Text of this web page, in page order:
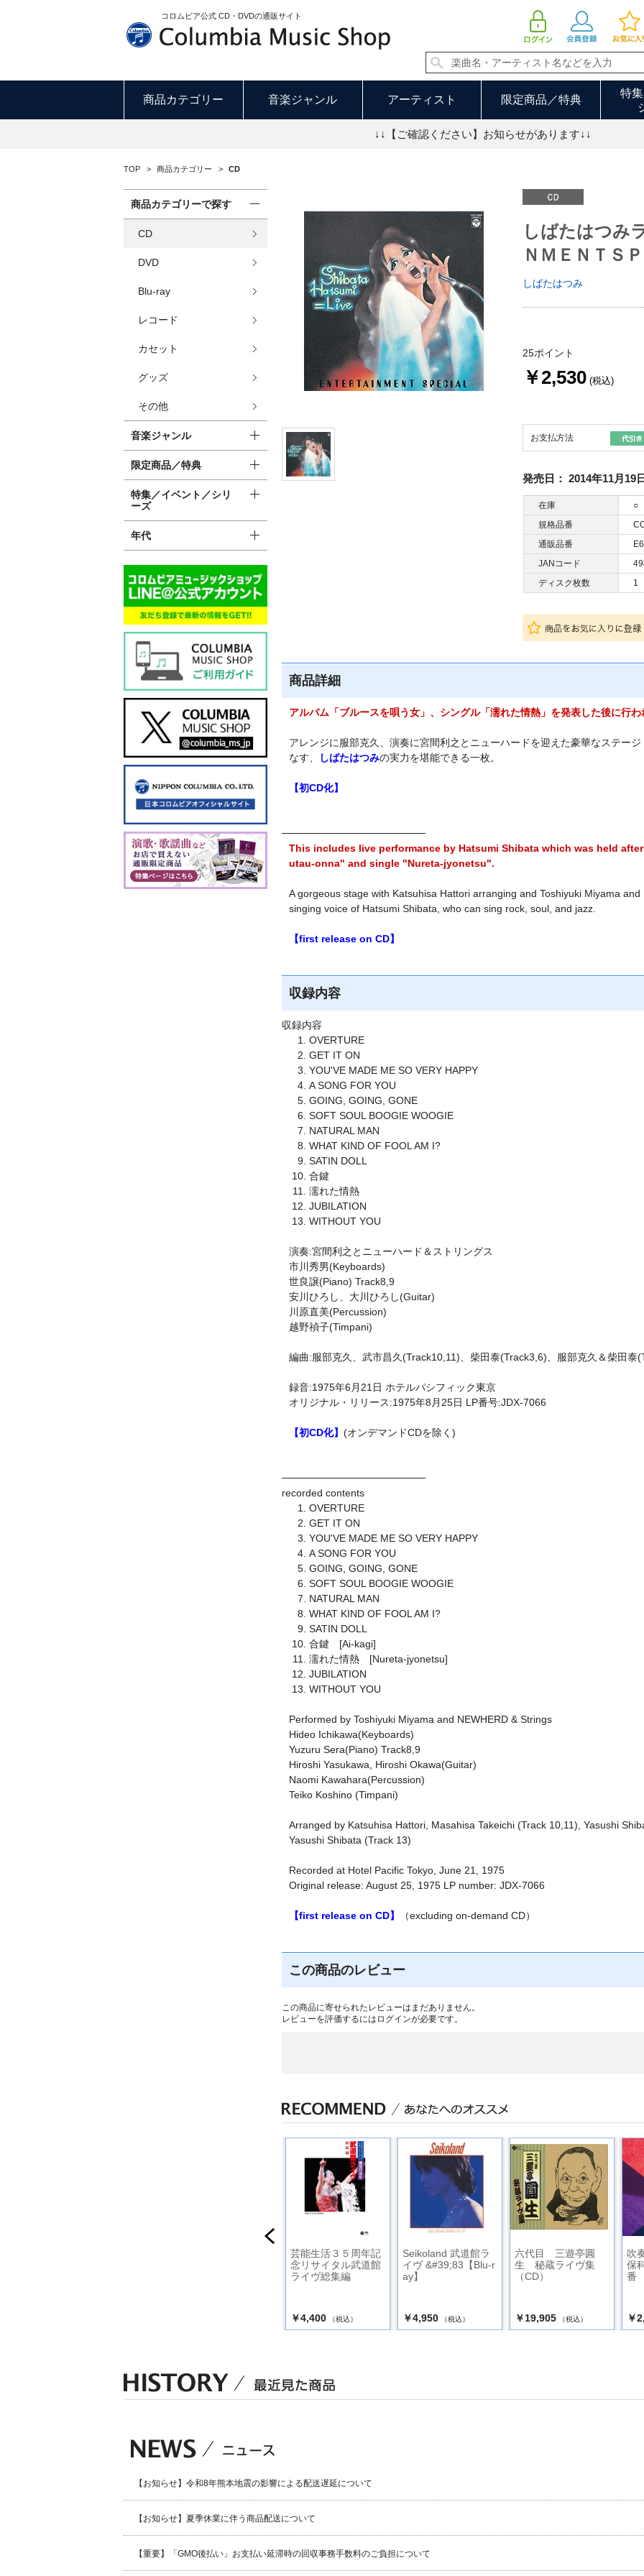
コロムビア公式 CD・DVDの通販サイト
商品カテゴリー 音楽ジャンル アーティスト 限定商品／特典
特
↓↓【ご確認ください】お知らせがあります↓↓
TOP > 商品カテゴリー > CD
しばたはつみ
ＮＭＥＮＴＳ
しばたはつみ
25ポイント
￥2,530 (税込)
お支払方法
発売日： 2014年11月19日
在庫
○
規格品番
通販品番
JANコード
ディスク枚数
1
商品詳細
アルバム「ブルースを唄う女」、シングル「濡れた情熱」を発表した後に行わ
アレンジに服部克久、演奏に宮間利之とニューハードを迎えた豪華なステー
なす、
しばたはつみの実力を堪能できる一枚。
【初CD化】
────────────────────
This includes live performance by Hatsumi Shibata which was held
utau-onna" and single "Nureta-jyonetsu".
A gorgeous stage with Katsuhisa Hattori arranging and Toshiyuki Miyama
singing voice of Hatsumi Shibata, who can sing rock, soul, and jazz.
【first release on CD】
収録内容
収録内容
OVERTURE
GET IT ON
YOU'VE MADE ME SO VERY HAPPY
A SONG FOR YOU
GOING, GOING, GONE
SOFT SOUL BOOGIE WOOGIE
NATURAL MAN
WHAT KIND OF FOOL AM I?
SATIN DOLL
合鍵
濡れた情熱
JUBILATION
WITHOUT YOU
演奏:宮間利之とニューハード＆ストリングス
市川秀男(Keyboards)
世良譲(Piano) Track8,9
安川ひろし、大川ひろし(Guitar)
川原直美(Percussion)
越野禎子(Timpani)
編曲:服部克久、武市昌久(Track10,11)、柴田泰(Track3,6)、服部克久＆柴田泰
録音:1975年6月21日 ホテルパシフィック東京
オリジナル・リリース:1975年8月25日 LP番号:JDX-7066
【初CD化】 (オンデマンドCDを除く)
────────────────────
recorded contents
OVERTURE
GET IT ON
YOU'VE MADE ME SO VERY HAPPY
A SONG FOR YOU
GOING, GOING, GONE
SOFT SOUL BOOGIE WOOGIE
NATURAL MAN
WHAT KIND OF FOOL AM I?
SATIN DOLL
合鍵 [Ai-kagi]
濡れた情熱 [Nureta-jyonetsu]
JUBILATION
WITHOUT YOU
Performed by Toshiyuki Miyama and NEWHERD & Strings
Hideo Ichikawa(Keyboards)
Yuzuru Sera(Piano) Track8,9
Hiroshi Yasukawa, Hiroshi Okawa(Guitar)
Naomi Kawahara(Percussion)
Teiko Koshino (Timpani)
Arranged by Katsuhisa Hattori, Masahisa Takeichi (Track 10,11), Yasushi
Yasushi Shibata (Track 13)
Recorded at Hotel Pacific Tokyo, June 21, 1975
Original release: August 25, 1975 LP number: JDX-7066
【first release on CD】 （excluding on-demand CD）
この商品のレビュー
この商品に寄せられたレビューはまだありません。
レビューを評価するには ログインが必要です。
芸能生活３５周年記
念リサイタル武道館
ライヴ総集編
￥4,400 （税込）
Seikoland 武道館ラ
イヴ &#39;83【Blu-r
ay】
￥4,950 （税込）
六代目 三遊亭圓
生 秘蔵ライヴ集
（CD）
￥19,905 （税込）
吹
保
番
￥
商品カテゴリーで探す
CD
DVD
Blu-ray
レコード
カセット
グッズ
その他
音楽ジャンル
限定商品／特典
特集／イベント／シリ
ーズ
年代
【お知らせ】令和8年熊本地震の影響による配送遅延について
【お知らせ】夏季休業に伴う商品配送について
【重要】「GMO後払い」お支払い延滞時の回収事務手数料のご負担について